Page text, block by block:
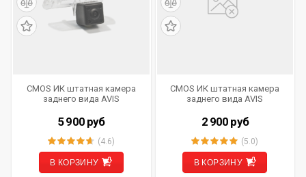
CMOS ИК штатная камера
заднего вида AVIS
(#053) для MERCEDES GL
X164 (2006-2012) / ML W164
(2005-2011) / R-CLASS W251
5 900 руб
(4.6)
В КОРЗИНУ
CMOS ИК штатная камера
заднего вида AVIS
(#045) для MAZDA 2 /
MAZDA 3 SEDAN
2 900 руб
(5.0)
В КОРЗИНУ